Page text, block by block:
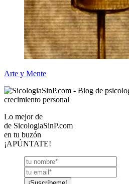
Arte y Mente
Lo mejor de
de SicologiaSinP.com
en tu buzón
¡APÚNTATE!